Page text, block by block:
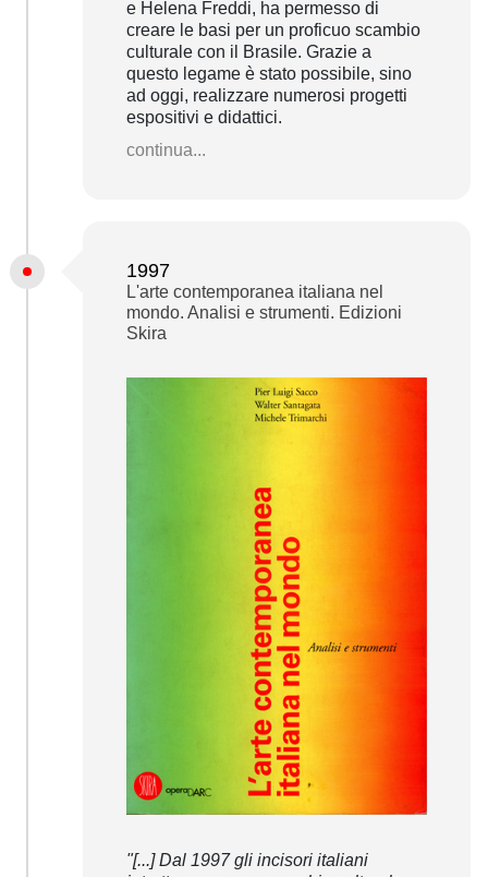
e Helena Freddi, ha permesso di
creare le basi per un proficuo scambio
culturale con il Brasile. Grazie a
questo legame è stato possibile, sino
ad oggi, realizzare numerosi progetti
espositivi e didattici.
continua...
1997
L'arte contemporanea italiana nel
mondo. Analisi e strumenti. Edizioni
Skira
"[...] Dal 1997 gli incisori italiani